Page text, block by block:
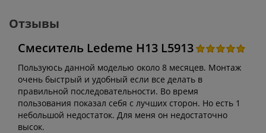
Отзывы
Смеситель Ledeme H13 L5913
Пользуюсь данной моделью около 8 месяцев. Монтаж
очень быстрый и удобный если все делать в
правильной последовательности. Во время
пользования показал себя с лучших сторон. Но есть 1
небольшой недостаток. Для меня он недостаточно
высок.